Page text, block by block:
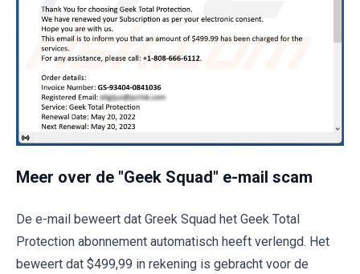
Meer over de "Geek Squad" e-mail scam
De e-mail beweert dat Greek Squad het Geek Total
Protection abonnement automatisch heeft verlengd. Het
beweert dat $499,99 in rekening is gebracht voor de